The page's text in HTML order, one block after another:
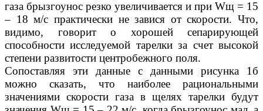
газа брызгоунос резко увеличивается и при Wщ = 15
– 18 м/с практически не завися от скорости. Что,
видимо, говорит о хорошей сепарирующей
способности исследуемой тарелки за счет высокой
степени развитости центробежного поля.
Сопоставляя эти данные с данными рисунка 1б
можно сказать, что наиболее рациональными
значениями скорости газа в щелях тарелки будут